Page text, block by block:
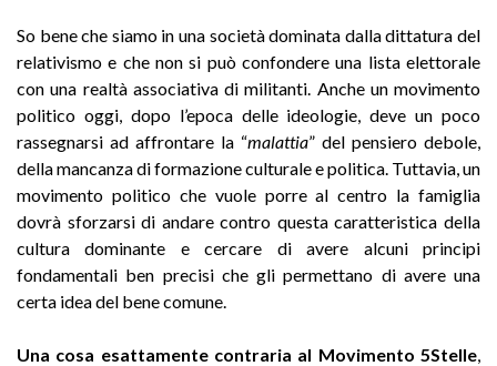
So bene che siamo in una società dominata dalla dittatura del
relativismo e che non si può confondere una lista elettorale
con una realtà associativa di militanti. Anche un movimento
politico oggi, dopo l’epoca delle ideologie, deve un poco
rassegnarsi ad affrontare la “malattia” del pensiero debole,
della mancanza di formazione culturale e politica. Tuttavia, un
movimento politico che vuole porre al centro la famiglia
dovrà sforzarsi di andare contro questa caratteristica della
cultura dominante e cercare di avere alcuni principi
fondamentali ben precisi che gli permettano di avere una
certa idea del bene comune.
Una cosa esattamente contraria al Movimento 5Stelle